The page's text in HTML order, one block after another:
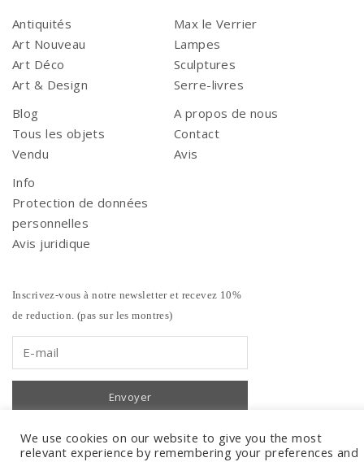
Antiquités
Art Nouveau
Art Déco
Art & Design
Max le Verrier
Lampes
Sculptures
Serre-livres
Blog
Tous les objets
Vendu
A propos de nous
Contact
Avis
Info
Protection de données
personnelles
Avis juridique
Inscrivez-vous à notre newsletter et recevez 10%
de reduction. (pas sur les montres)
We use cookies on our website to give you the most
relevant experience by remembering your preferences and